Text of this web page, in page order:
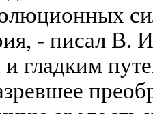
- писал В.
гладким